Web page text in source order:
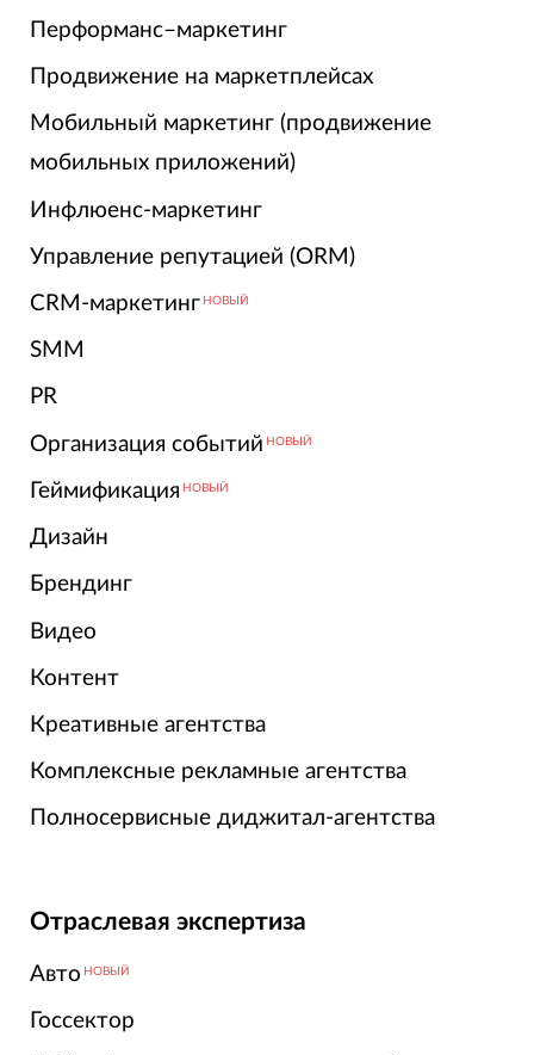
Перформанс–маркетинг
Продвижение на маркетплейсах
Мобильный маркетинг (продвижение
мобильных приложений)
Инфлюенс-маркетинг
Управление репутацией (ORM)
CRM-маркетинг НОВЫЙ
SMM
PR
Организация событий НОВЫЙ
Геймификация НОВЫЙ
Дизайн
Брендинг
Видео
Контент
Креативные агентства
Комплексные рекламные агентства
Полносервисные диджитал-агентства
Отраслевая экспертиза
Авто НОВЫЙ
Госсектор